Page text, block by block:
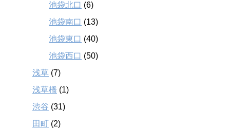
池袋北口 (6)
池袋南口 (13)
池袋東口 (40)
池袋西口 (50)
浅草 (7)
浅草橋 (1)
渋谷 (31)
田町 (2)